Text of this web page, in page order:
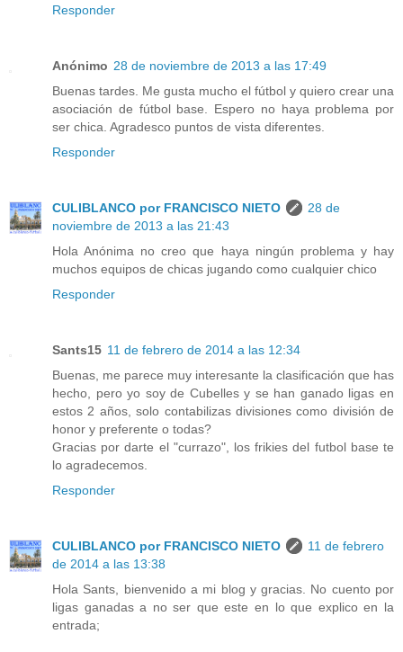
Responder
Anónimo 28 de noviembre de 2013 a las 17:49
Buenas tardes. Me gusta mucho el fútbol y quiero crear una
asociación de fútbol base. Espero no haya problema por
ser chica. Agradesco puntos de vista diferentes.
Responder
CULIBLANCO por FRANCISCO NIETO
28 de
noviembre de 2013 a las 21:43
Hola Anónima no creo que haya ningún problema y hay
muchos equipos de chicas jugando como cualquier chico
Responder
Sants15 11 de febrero de 2014 a las 12:34
Buenas, me parece muy interesante la clasificación que has
hecho, pero yo soy de Cubelles y se han ganado ligas en
estos 2 años, solo contabilizas divisiones como división de
honor y preferente o todas?
Gracias por darte el "currazo", los frikies del futbol base te
lo agradecemos.
Responder
CULIBLANCO por FRANCISCO NIETO
11 de febrero
de 2014 a las 13:38
Hola Sants, bienvenido a mi blog y gracias. No cuento por
ligas ganadas a no ser que este en lo que explico en la
entrada;